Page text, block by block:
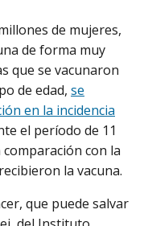
de mujeres,
de forma muy
que se vacunaron
de edad, se
en la incidencia
el período de 11
con la
la vacuna.
que puede salvar